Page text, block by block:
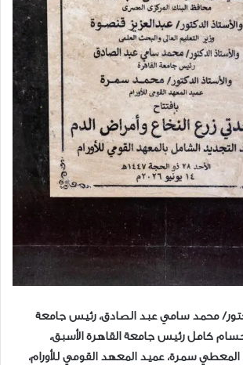
محمد سامي عبد الصادق، رئيس جامعة
حسام كامل رئيس جامعة القاهرة الأسبق،
سمرة، عميد المعهد القومي للأورام،